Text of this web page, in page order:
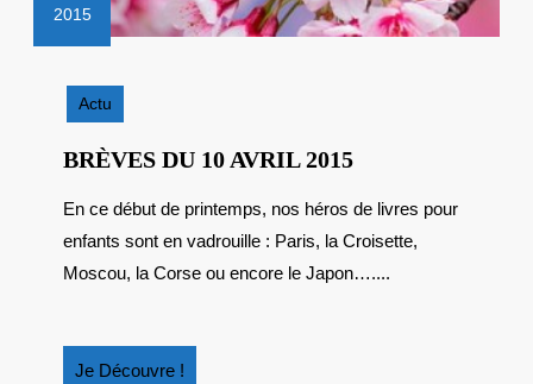
2015
2015
Actu
BRÈVES DU 10 AVRIL 2015BRÈVES
10
AVRIL
2015
En ce début de printemps, nos héros de livres pour
enfants sont en vadrouille : Paris, la Croisette,
Moscou, la Corse ou encore le Japon…....
Je Découvre !